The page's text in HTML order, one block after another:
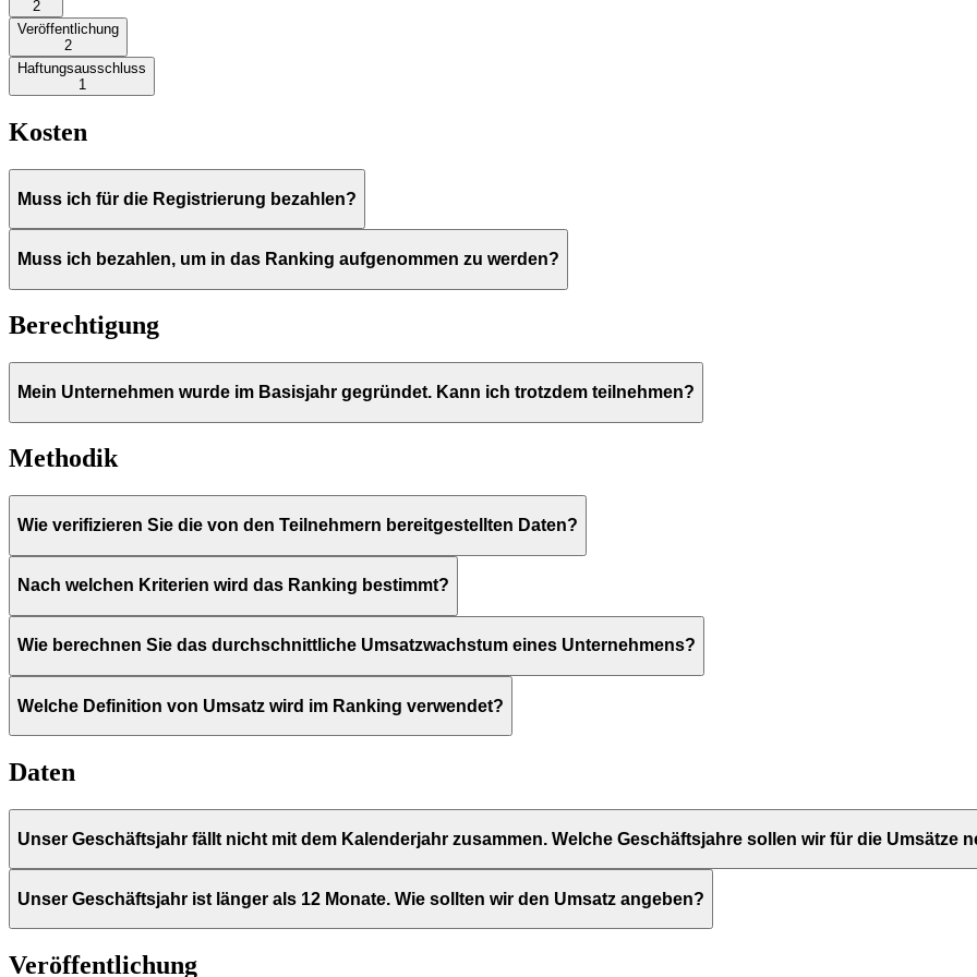
2
Veröffentlichung
2
Haftungsausschluss
1
Kosten
Muss ich für die Registrierung bezahlen?
Muss ich bezahlen, um in das Ranking aufgenommen zu werden?
Berechtigung
Mein Unternehmen wurde im Basisjahr gegründet. Kann ich trotzdem teilnehmen?
Methodik
Wie verifizieren Sie die von den Teilnehmern bereitgestellten Daten?
Nach welchen Kriterien wird das Ranking bestimmt?
Wie berechnen Sie das durchschnittliche Umsatzwachstum eines Unternehmens?
Welche Definition von Umsatz wird im Ranking verwendet?
Daten
Unser Geschäftsjahr fällt nicht mit dem Kalenderjahr zusammen. Welche Geschäftsjahre sollen wir für die Umsätze
Unser Geschäftsjahr ist länger als 12 Monate. Wie sollten wir den Umsatz angeben?
Veröffentlichung